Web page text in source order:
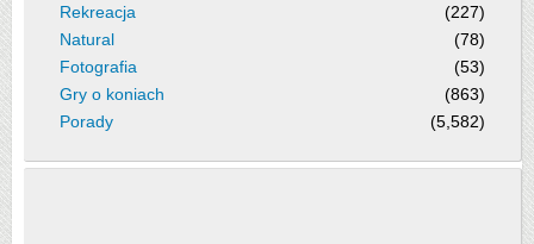
Rekreacja
(227)
Natural
(78)
Fotografia
(53)
Gry o koniach
(863)
Porady
(5,582)